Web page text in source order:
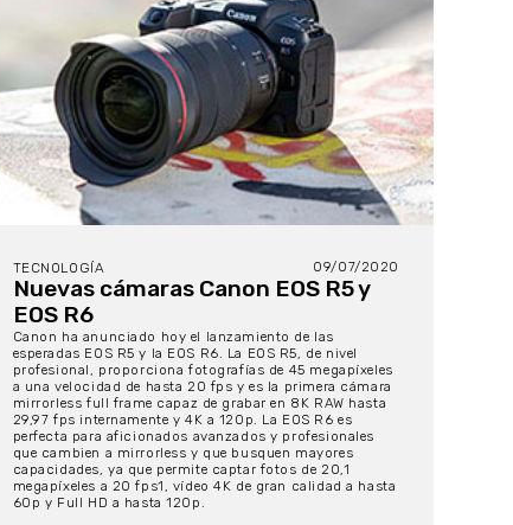
TECNOLOGÍA 09/07/2020
Nuevas cámaras Canon EOS R5 y
EOS R6
Canon ha anunciado hoy el lanzamiento de las
esperadas EOS R5 y la EOS R6. La EOS R5, de nivel
profesional, proporciona fotografías de 45 megapíxeles
a una velocidad de hasta 20 fps y es la primera cámara
mirrorless full frame capaz de grabar en 8K RAW hasta
29,97 fps internamente y 4K a 120p. La EOS R6 es
perfecta para aficionados avanzados y profesionales
que cambien a mirrorless y que busquen mayores
capacidades, ya que permite captar fotos de 20,1
megapíxeles a 20 fps1, vídeo 4K de gran calidad a hasta
60p y Full HD a hasta 120p.